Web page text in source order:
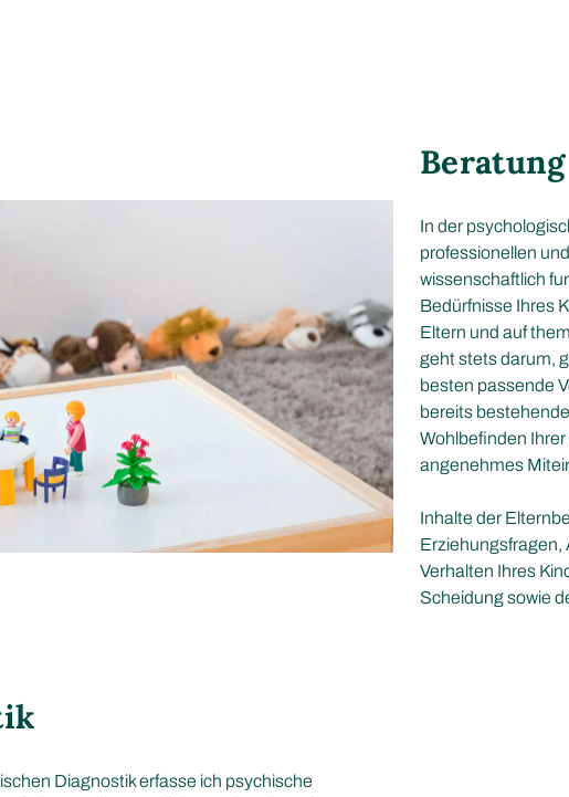
Beratung
In der
professionellen
wissenschaftlich
Bedürfnisse Ihres
Eltern und auf
geht stets darum,
besten passende
bereits
Wohlbefinden
angenehmes
Inhalte der
Erziehungsfragen,
Verhalten Ihres
Scheidung sowie
Diagnostik erfasse ich psychische